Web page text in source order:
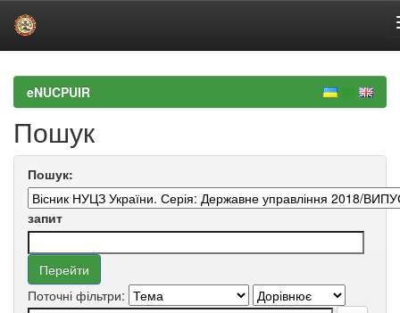
navigationeNUCPUIR
Пошук
Пошук:
запит
Поточні фільтри: